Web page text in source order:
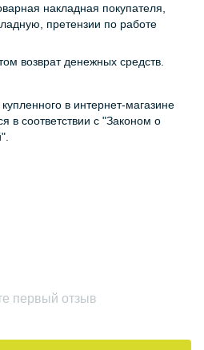
накладная покупателя,
претензии по работе
возврат денежных средств.
в интернет-магазине
в соответствии с "Законом о
первый отзыв